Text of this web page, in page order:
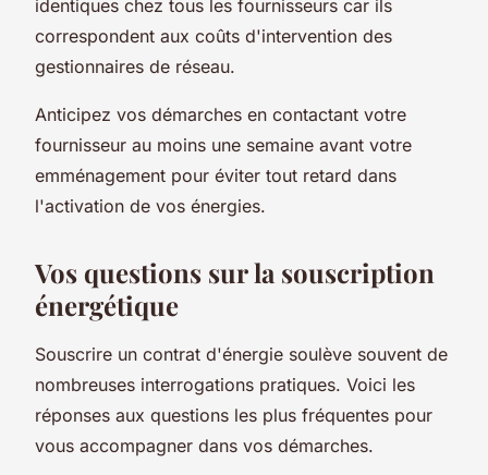
identiques chez tous les fournisseurs car ils
correspondent aux coûts d'intervention des
gestionnaires de réseau.
Anticipez vos démarches en contactant votre
fournisseur au moins une semaine avant votre
emménagement pour éviter tout retard dans
l'activation de vos énergies.
Vos questions sur la souscription
énergétique
Souscrire un contrat d'énergie soulève souvent de
nombreuses interrogations pratiques. Voici les
réponses aux questions les plus fréquentes pour
vous accompagner dans vos démarches.